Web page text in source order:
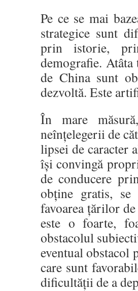
Pe ce se mai
strategice sunt
prin istorie,
demografie. Atâta
de China sunt
dezvoltă. Este
În mare
neînțelegerii de
lipsei de caracter
își convingă
de conducere
obține gratis,
favoarea țărilor
este o foarte,
obstacolul
eventual obstacol
care sunt
dificultății de a